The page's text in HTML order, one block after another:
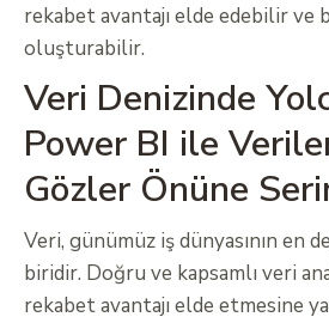
rekabet avantajı elde edebilir ve
oluşturabilir.
Veri Denizinde
Power BI ile
Gözler Önüne
Veri, günümüz iş dünyasının en
biridir. Doğru ve kapsamlı veri
rekabet avantajı elde etmesine